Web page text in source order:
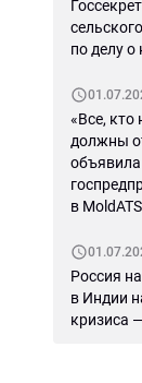
по делу о
«Все, кто
должны
объявила
в
Россия
в Индии
кризиса